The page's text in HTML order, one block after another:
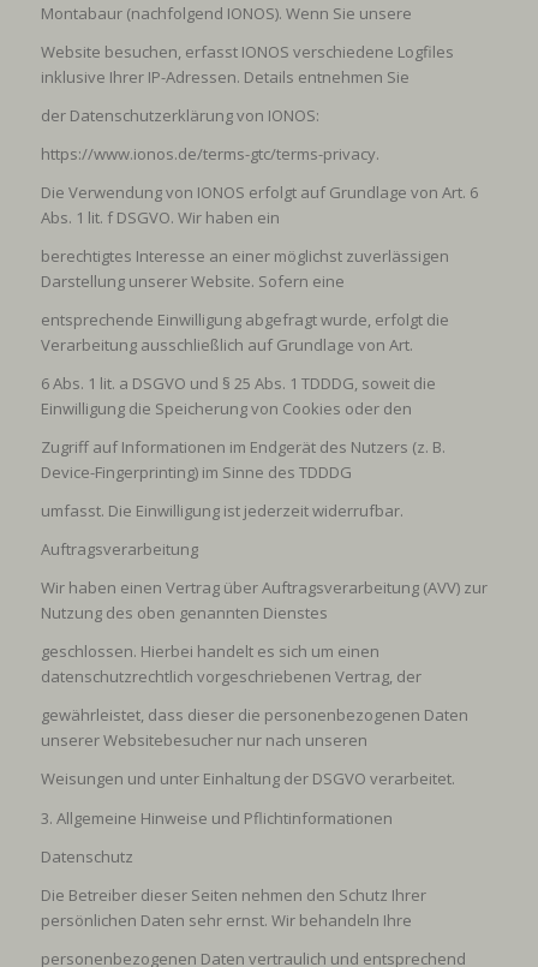
Montabaur (nachfolgend IONOS). Wenn Sie unsere
Website besuchen, erfasst IONOS verschiedene Logfiles
inklusive Ihrer IP-Adressen. Details entnehmen Sie
der Datenschutzerklärung von IONOS:
https://www.ionos.de/terms-gtc/terms-privacy.
Die Verwendung von IONOS erfolgt auf Grundlage von Art. 6
Abs. 1 lit. f DSGVO. Wir haben ein
berechtigtes Interesse an einer möglichst zuverlässigen
Darstellung unserer Website. Sofern eine
entsprechende Einwilligung abgefragt wurde, erfolgt die
Verarbeitung ausschließlich auf Grundlage von Art.
6 Abs. 1 lit. a DSGVO und § 25 Abs. 1 TDDDG, soweit die
Einwilligung die Speicherung von Cookies oder den
Zugriff auf Informationen im Endgerät des Nutzers (z. B.
Device-Fingerprinting) im Sinne des TDDDG
umfasst. Die Einwilligung ist jederzeit widerrufbar.
Auftragsverarbeitung
Wir haben einen Vertrag über Auftragsverarbeitung (AVV) zur
Nutzung des oben genannten Dienstes
geschlossen. Hierbei handelt es sich um einen
datenschutzrechtlich vorgeschriebenen Vertrag, der
gewährleistet, dass dieser die personenbezogenen Daten
unserer Websitebesucher nur nach unseren
Weisungen und unter Einhaltung der DSGVO verarbeitet.
3. Allgemeine Hinweise und Pflichtinformationen
Datenschutz
Die Betreiber dieser Seiten nehmen den Schutz Ihrer
persönlichen Daten sehr ernst. Wir behandeln Ihre
personenbezogenen Daten vertraulich und entsprechend